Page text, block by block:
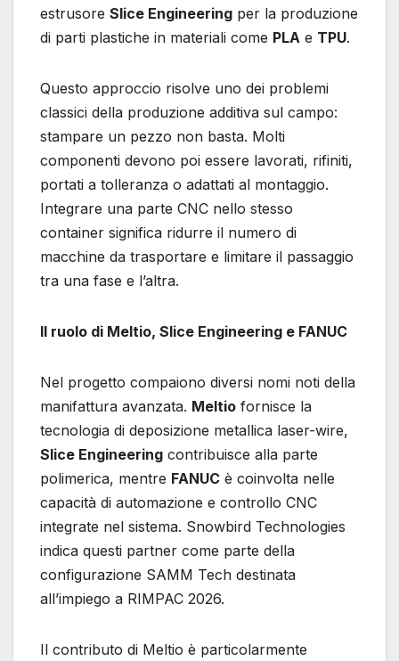
estrusore Slice Engineering per la produzione
di parti plastiche in materiali come PLA e TPU.
Questo approccio risolve uno dei problemi
classici della produzione additiva sul campo:
stampare un pezzo non basta. Molti
componenti devono poi essere lavorati, rifiniti,
portati a tolleranza o adattati al montaggio.
Integrare una parte CNC nello stesso
container significa ridurre il numero di
macchine da trasportare e limitare il passaggio
tra una fase e l’altra.
Il ruolo di Meltio, Slice Engineering e FANUC
Nel progetto compaiono diversi nomi noti della
manifattura avanzata. Meltio fornisce la
tecnologia di deposizione metallica laser-wire,
Slice Engineering contribuisce alla parte
polimerica, mentre FANUC è coinvolta nelle
capacità di automazione e controllo CNC
integrate nel sistema. Snowbird Technologies
indica questi partner come parte della
configurazione SAMM Tech destinata
all’impiego a RIMPAC 2026.
Il contributo di Meltio è particolarmente